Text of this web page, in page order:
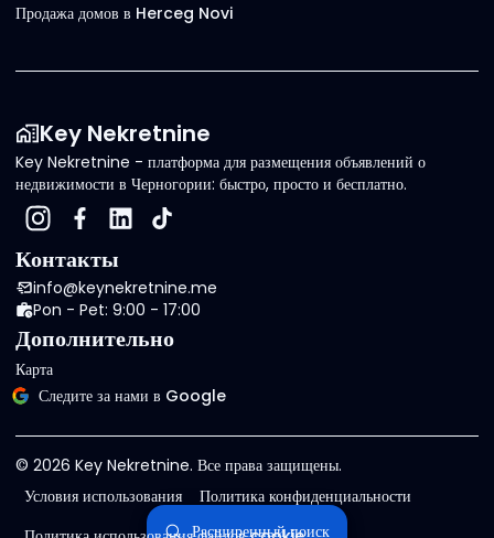
Расширенный поиск
Продажа домов в Herceg Novi
Key Nekretnine
Key Nekretnine - платформа для размещения объявлений о
недвижимости в Черногории: быстро, просто и бесплатно.
Контакты
info@keynekretnine.me
Pon - Pet: 9:00 - 17:00
Дополнительно
Карта
Следите за нами в Google
© 2026 Key Nekretnine. Все права защищены.
Условия использования
Политика конфиденциальности